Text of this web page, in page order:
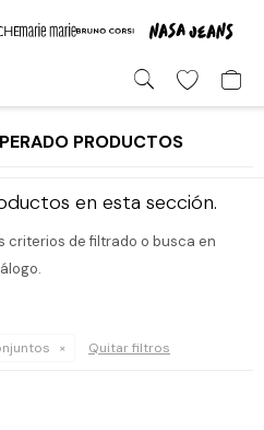
PRODUCTOS
en esta sección.
criterios de filtrado o busca en
Quitar filtros